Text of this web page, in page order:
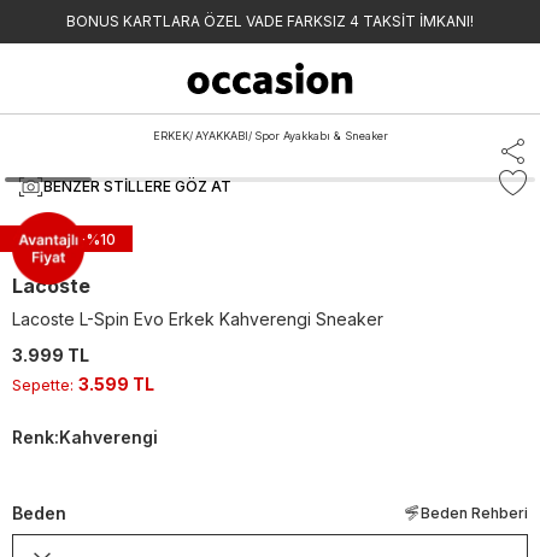
BONUS KARTLARA ÖZEL VADE FARKSIZ 4 TAKSİT İMKANI!
ERKEK/ AYAKKABI/ Spor Ayakkabı & Sneaker
BENZER STILLERE GÖZ AT
Sepette -%10
Lacoste
Lacoste L-Spin Evo Erkek Kahverengi Sneaker
3.999 TL
Sepette: 3.599 TL
Renk:Kahverengi
Beden Beden Rehberi